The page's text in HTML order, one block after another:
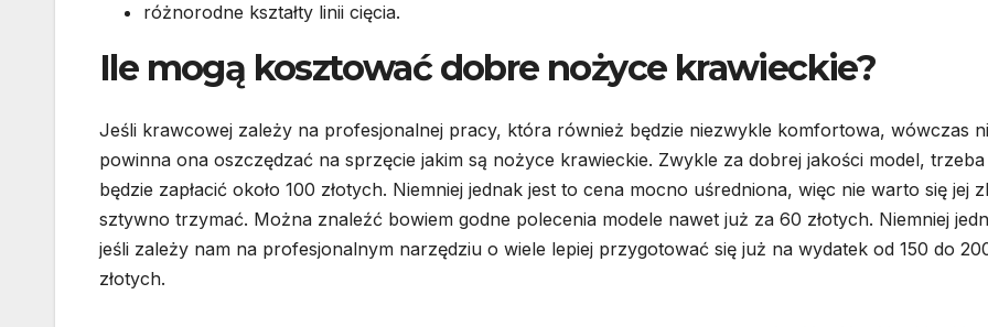
różnorodne kształty linii cięcia.
Ile mogą kosztować dobre nożyce krawieckie?
Jeśli krawcowej zależy na profesjonalnej pracy, która również będzie niezwykle komfortowa, wówczas
powinna ona oszczędzać na sprzęcie jakim są nożyce krawieckie. Zwykle za dobrej jakości model, trzeba
będzie zapłacić około 100 złotych. Niemniej jednak jest to cena mocno uśredniona, więc nie warto się jej
sztywno trzymać. Można znaleźć bowiem godne polecenia modele nawet już za 60 złotych. Niemniej
jeśli zależy nam na profesjonalnym narzędziu o wiele lepiej przygotować się już na wydatek od 150 do
złotych.